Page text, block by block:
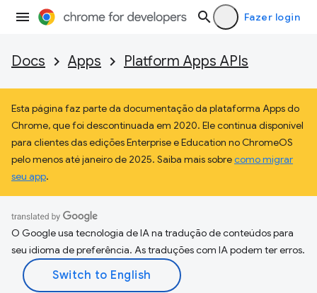
Fazer login
Docs Apps Platform Apps APIs
Esta página faz parte da documentação da plataforma Apps do
Chrome, que foi descontinuada em 2020. Ele continua disponível
para clientes das edições Enterprise e Education no ChromeOS
pelo menos até janeiro de 2025. Saiba mais sobrecomo migrar
seu app.
O Google usa tecnologia de IA na tradução de conteúdos para
seu idioma de preferência. As traduções com IA podem ter erros.